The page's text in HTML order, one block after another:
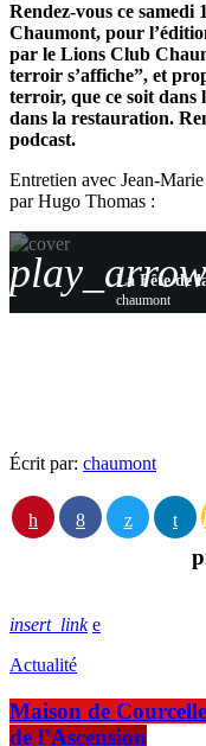
Rendez-vous ce samedi
Chaumont, pour
par le Lions Club
terroir s’affiche”, et
terroir, que ce soit dans
dans la restauration.
podcast.
Entretien avec Jean-
par Hugo Thomas :
play_arrow
chaumont
Écrit par: chaumont
insert_link
Actualité
Maison de
de l’Ascension